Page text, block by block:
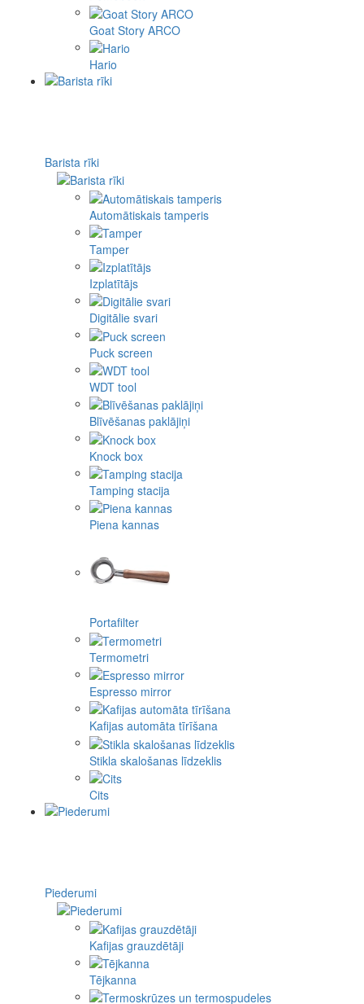
Goat Story ARCO
Hario
Barista rīki
Automātiskais tamperis
Tamper
Izplatītājs
Digitālie svari
Puck screen
WDT tool
Blīvēšanas paklājiņi
Knock box
Tamping stacija
Piena kannas
Portafilter
Termometri
Espresso mirror
Kafijas automāta tīrīšana
Stikla skalošanas līdzeklis
Cits
Piederumi
Kafijas grauzdētāji
Tējkanna